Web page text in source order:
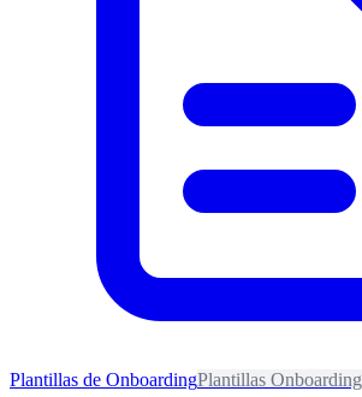
Plantillas de OnboardingPlantillas Onboarding